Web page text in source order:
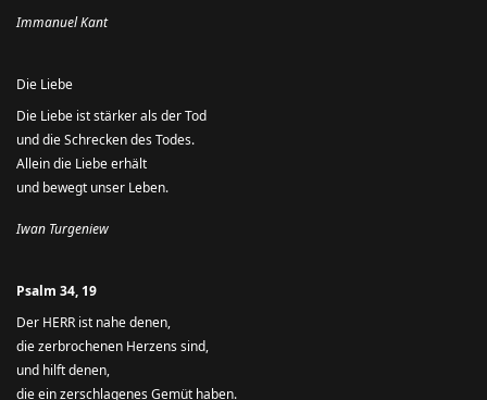
Immanuel Kant
Die Liebe
Die Liebe ist stärker als der Tod
und die Schrecken des Todes.
Allein die Liebe erhält
und bewegt unser Leben.
Iwan Turgeniew
Psalm 34, 19
Der HERR ist nahe denen,
die zerbrochenen Herzens sind,
und hilft denen,
die ein zerschlagenes Gemüt haben.